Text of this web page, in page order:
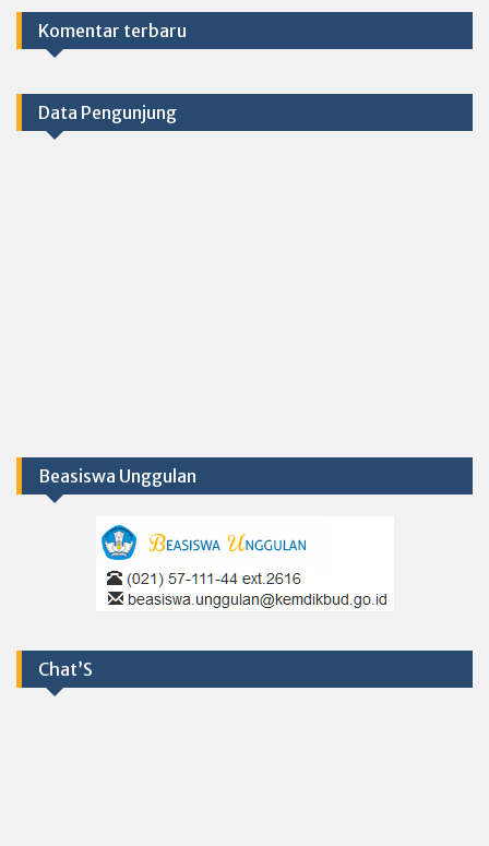
Komentar terbaru
Data Pengunjung
Beasiswa Unggulan
Chat’S